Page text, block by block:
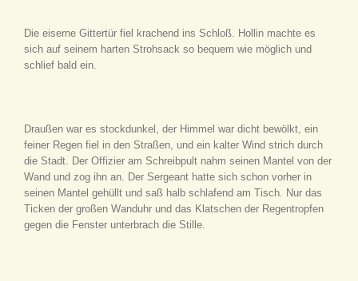
Die eiserne Gittertür fiel krachend ins Schloß. Hollin machte es
sich auf seinem harten Strohsack so bequem wie möglich und
schlief bald ein.
Draußen war es stockdunkel, der Himmel war dicht bewölkt, ein
feiner Regen fiel in den Straßen, und ein kalter Wind strich durch
die Stadt. Der Offizier am Schreibpult nahm seinen Mantel von der
Wand und zog ihn an. Der Sergeant hatte sich schon vorher in
seinen Mantel gehüllt und saß halb schlafend am Tisch. Nur das
Ticken der großen Wanduhr und das Klatschen der Regentropfen
gegen die Fenster unterbrach die Stille.